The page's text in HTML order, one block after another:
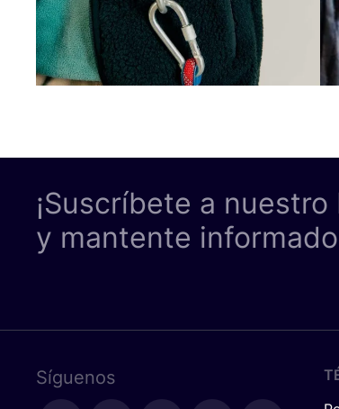
¡Suscríbete a
y mantente
Síguenos